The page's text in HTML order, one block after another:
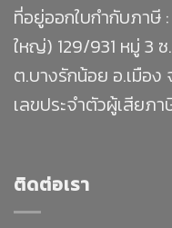
ที่อยู่ออกใบกำกับภาษี
ใหญ่) 129/931 หมู่ 3
ต.บางรักน้อย อ.เมือง
เลขประจำตัวผู้เสียภ
ติดต่อเรา